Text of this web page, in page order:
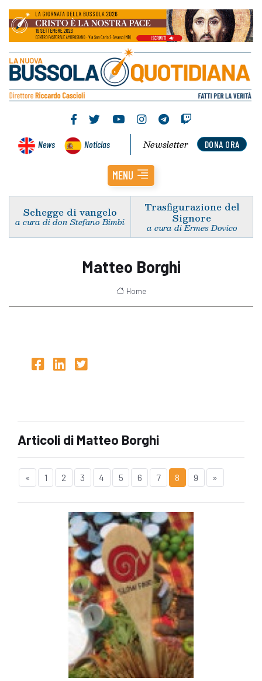
News Noticias DONA ORA
Newsletter
MENU
Schegge di vangelo
a cura di don Stefano Bimbi
Trasfigurazione del
Signore
a cura di Ermes Dovico
Matteo Borghi
Home
Articoli di Matteo Borghi
« 1 2 3 4 5 6 7 8 9 »